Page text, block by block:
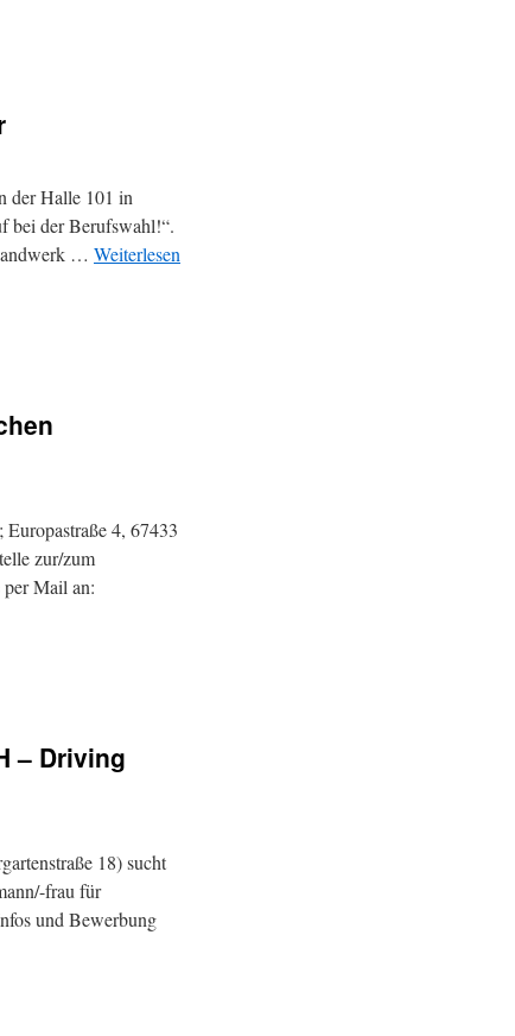
der Halle 101 in
bei der Berufswahl!“.
… Weiterlesen
4, 67433
zur/zum
per Mail an:
– Driving
18) sucht
frau für
und Bewerbung